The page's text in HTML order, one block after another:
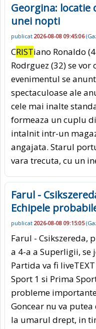
Georgina: locatie
unei nopti
publicat 2026-08-08 09:45:06(
CRISTiano Ronaldo
Rodrguez (32) se
evenimentul se
spectaculoase ale
cele mai inalte
formeaza un cuplu
intalnit intr-un
angajata. Starul
vara trecuta, cu un
Farul -
Echipele
publicat 2026-08-08 09:15:05(
Farul - Csikszereda,
a 4-a a Superligii, se
Partida va fi
Sport 1 si Prima
probleme
Goncear nu va
la umarul drept, in